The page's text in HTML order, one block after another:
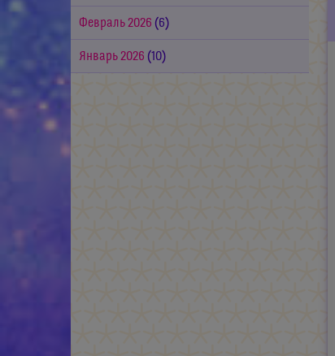
Февраль 2026 (6)
Январь 2026 (10)